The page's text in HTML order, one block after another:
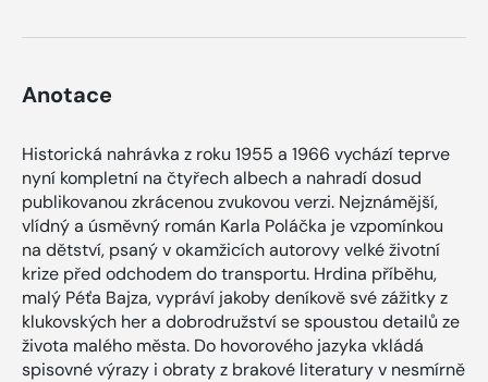
Anotace
Historická nahrávka z roku 1955 a 1966 vychází teprve
nyní kompletní na čtyřech albech a nahradí dosud
publikovanou zkrácenou zvukovou verzi. Nejznámější,
vlídný a úsměvný román Karla Poláčka je vzpomínkou
na dětství, psaný v okamžicích autorovy velké životní
krize před odchodem do transportu. Hrdina příběhu,
malý Péťa Bajza, vypráví jakoby deníkově své zážitky z
klukovských her a dobrodružství se spoustou detailů ze
života malého města. Do hovorového jazyka vkládá
spisovné výrazy i obraty z brakové literatury v nesmírně